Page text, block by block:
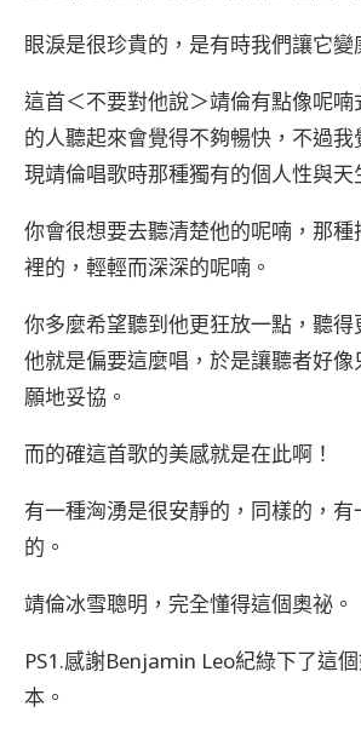
眼淚是很珍貴的，是有時我們讓它變
這首＜不要對他說＞靖倫有點像呢
的人聽起來會覺得不夠暢快，不過我
現靖倫唱歌時那種獨有的個人性與天
你會很想要去聽清楚他的呢喃，那
裡的，輕輕而深深的呢喃。
你多麼希望聽到他更狂放一點，聽
他就是偏要這麼唱，於是讓聽者好
願地妥協。
而的確這首歌的美感就是在此啊！
有一種洶湧是很安靜的，同樣的，
的。
靖倫冰雪聰明，完全懂得這個奧祕。
PS1.感謝Benjamin Leo紀綠下了這
本。